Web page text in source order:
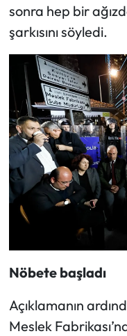
sonra hep bir
şarkısını söyledi.
Nöbete başladı
Açıklamanın
Meslek